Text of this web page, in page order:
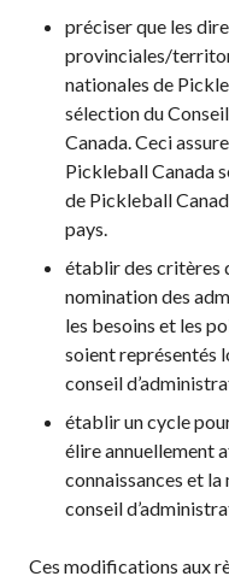
Endroits où jouer
Recherche de clubs
Programme de
formation des
Championnat national
de Pickleball Canada
2025
Candidature à un
tournoi sanctionné
Calendrier des
événements
tournoi
préciser que les
provinciales/
nationales de
sélection du
Canada. Ceci
Pickleball Canada
de Pickleball
pays.
établir des critères
nomination des
les besoins et les
soient représentés
conseil
établir un cycle
élire annuellement
connaissances et
conseil
Ces modifications aux